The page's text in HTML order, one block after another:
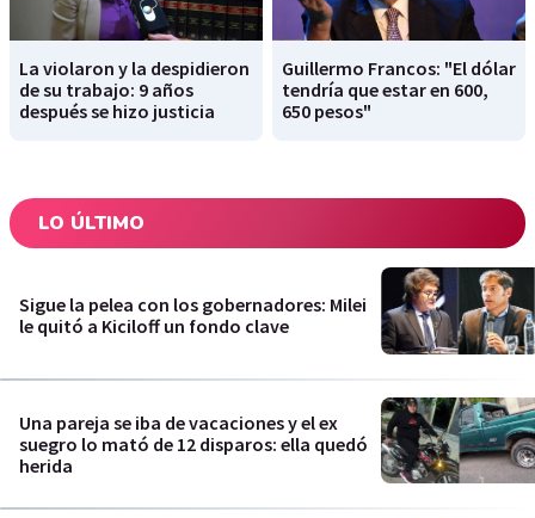
La violaron y la despidieron
de su trabajo: 9 años
después se hizo justicia
Guillermo Francos: "El dólar
tendría que estar en 600,
650 pesos"
LO ÚLTIMO
Sigue la pelea con los gobernadores: Milei
le quitó a Kiciloff un fondo clave
Una pareja se iba de vacaciones y el ex
suegro lo mató de 12 disparos: ella quedó
herida